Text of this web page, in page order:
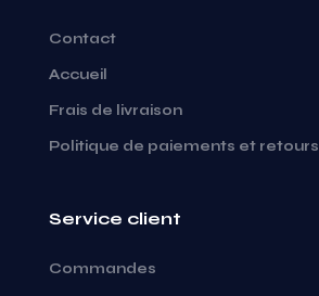
Contact
Accueil
Frais de livraison
Politique de paiements et retours
Service client
Commandes